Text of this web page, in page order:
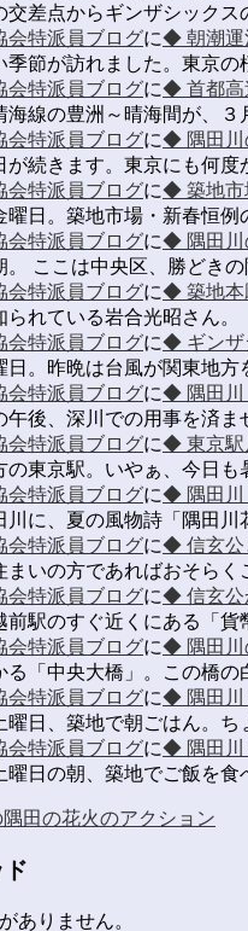
交差点からギンザシック
会特派員ブログに◆ 朝潮運
季節が訪れました。東京
会特派員ブログに◆ 首都高
海線の豊洲～晴海間が、
会特派員ブログに◆ 隅田川
が続きます。東京にも何
会特派員ブログに◆ 築地市
曜日。築地市場・新春恒
会特派員ブログに◆ 隅田川
。 ここは中央区、勝どき
会特派員ブログに◆ 築地本
られている岩合光昭さん
会特派員ブログに◆ ギンザ
日。昨晩は台風が関東地
会特派員ブログに◆ 隅田川
午後、深川での用事を済
会特派員ブログに◆ 東京駅
の東京駅。いやぁ、今日
会特派員ブログに◆ 隅田川
川に、夏の風物詩「隅田
会特派員ブログに◆ 信玄公
まいの方であればおそら
会特派員ブログに◆ 信玄公
前駅のすぐ近くにある「
会特派員ブログに◆ 隅田川
る「中央大橋」。この橋
会特派員ブログに◆ 隅田川
曜日、築地で朝ごはん。
会特派員ブログに◆ 隅田川
曜日の朝、築地でご飯を
田の花火のアクション
ありません。